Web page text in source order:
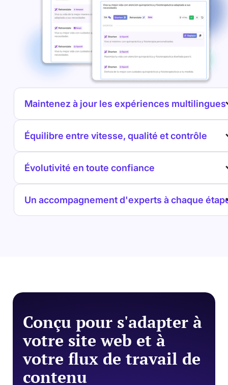
Maintenez à jour les expériences multilingues
Équilibre entre vitesse, qualité et contrôle
Évolutivité en toute confiance
Un accompagnement d'experts à chaque
Conçu pour s'adapter à
votre site web et à
votre flux de travail de
contenu